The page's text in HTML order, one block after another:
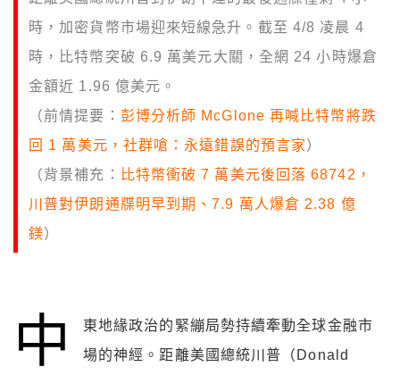
時，加密貨幣市場迎來短線急升。截至 4/8 凌晨 4
時，比特幣突破 6.9 萬美元大關，全網 24 小時爆倉
金額近 1.96 億美元。
（前情提要： 彭博分析師 McGlone 再喊比特幣將跌
回 1 萬美元，社群嗆：永遠錯誤的預言家）
（背景補充：
比特幣衝破 7 萬美元後回落 68742，
川普對伊朗通牒明早到期、7.9 萬人爆倉 2.38 億
鎂）
中
東地緣政治的緊繃局勢持續牽動全球金融市
場的神經。距離美國總統川普（Donald